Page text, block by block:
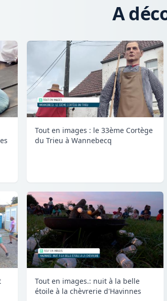
A
Tout en images : le 33ème Cortège
du Trieu à Wannebecq
Tout en images.: nuit à la belle
étoile à la chèvrerie d'Havinnes